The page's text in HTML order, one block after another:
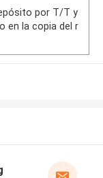
por T/T y
en la copia del r